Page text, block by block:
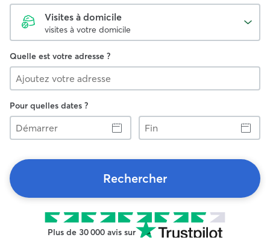
Visites à domicile
visites à votre domicile
Quelle est votre adresse ?
Pour quelles dates ?
Démarrer
Fin
Rechercher
Plus de 30 000 avis sur